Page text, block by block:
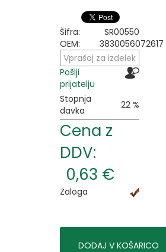
Šifra:
SR00550
OEM:
3830056072617
Vprašaj za izdelek
Pošlji
prijatelju
Stopnja
davka
22 %
Cena z
DDV:
0,63 €
Zaloga
DODAJ V KOŠARICO